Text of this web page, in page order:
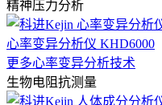
精神压力分析
心率变异分析仪 KHD6000
更多心率变异分析技术
生物电阻抗测量